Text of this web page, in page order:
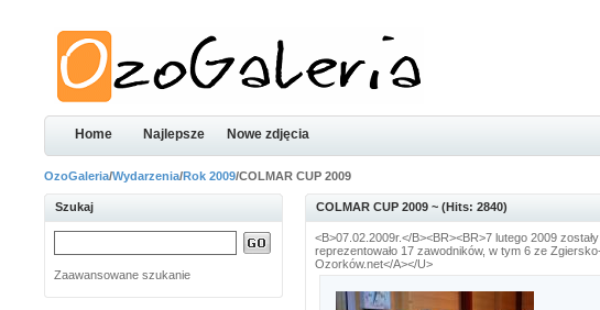
Home Najlepsze Nowe zdjęcia
OzoGaleria/Wydarzenia/Rok 2009/COLMAR CUP 2009
Szukaj
Zaawansowane szukanie
COLMAR CUP 2009 ~ (Hits: 2840)
<B>07.02.2009r.</B><BR><BR>7 lutego 2009
reprezentowało 17 zawodników, w tym 6 ze
Ozorków.net</A></U>